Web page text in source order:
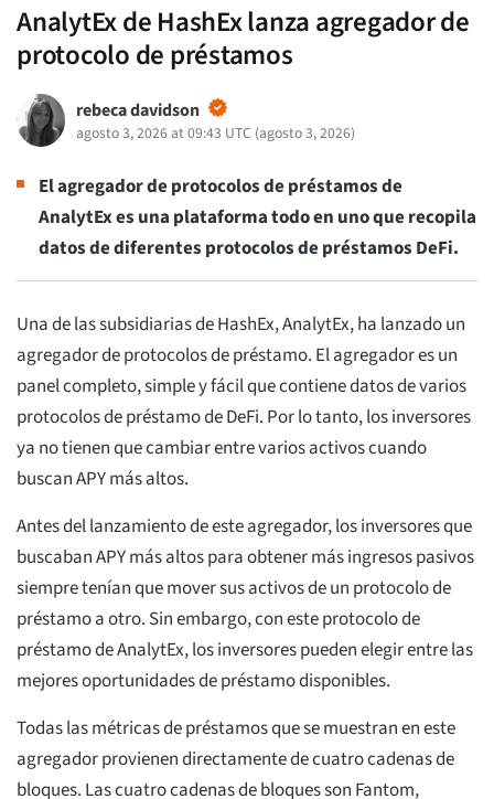
AnalytEx de HashEx lanza agregador de
protocolo de préstamos
rebeca davidson
agosto 3, 2026 at 09:43 UTC (agosto 3, 2026)
El agregador de protocolos de préstamos de
AnalytEx es una plataforma todo en uno que recopila
datos de diferentes protocolos de préstamos DeFi.
Una de las subsidiarias de HashEx, AnalytEx, ha lanzado un
agregador de protocolos de préstamo. El agregador es un
panel completo, simple y fácil que contiene datos de varios
protocolos de préstamo de DeFi. Por lo tanto, los inversores
ya no tienen que cambiar entre varios activos cuando
buscan APY más altos.
Antes del lanzamiento de este agregador, los inversores que
buscaban APY más altos para obtener más ingresos pasivos
siempre tenían que mover sus activos de un protocolo de
préstamo a otro. Sin embargo, con este protocolo de
préstamo de AnalytEx, los inversores pueden elegir entre las
mejores oportunidades de préstamo disponibles.
Todas las métricas de préstamos que se muestran en este
agregador provienen directamente de cuatro cadenas de
bloques. Las cuatro cadenas de bloques son Fantom,